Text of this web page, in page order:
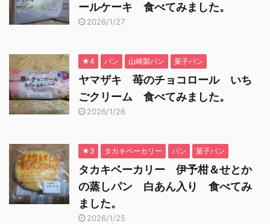
ールケーキ 食べてみました。
2026/1/27
★4 パン 山崎製パン 菓子パン
ヤマザキ 苺のチョコロール いち
ごクリーム 食べてみました。
2026/1/26
★3 タカキベーカリー パン 菓子パン
タカキベーカリー 伊予柑＆せとか
の蒸しパン 白あん入り 食べてみ
ました。
2026/1/25